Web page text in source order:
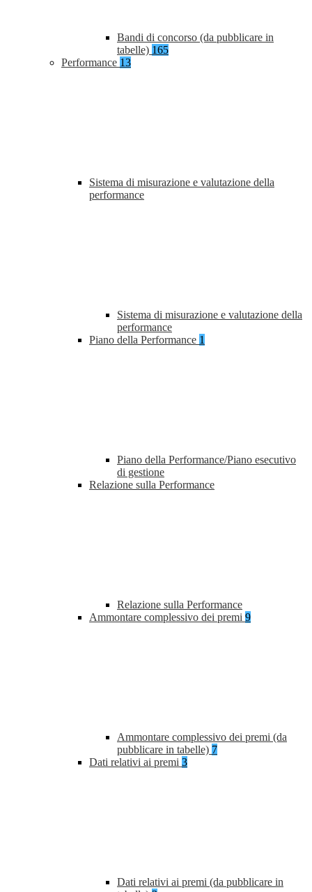
Bandi di concorso (da pubblicare in
tabelle) 165
Performance 13
Sistema di misurazione e valutazione della
performance
Sistema di misurazione e valutazione della
performance
Piano della Performance 1
Piano della Performance/Piano esecutivo
di gestione
Relazione sulla Performance
Relazione sulla Performance
Ammontare complessivo dei premi 9
Ammontare complessivo dei premi (da
pubblicare in tabelle) 7
Dati relativi ai premi 3
Dati relativi ai premi (da pubblicare in